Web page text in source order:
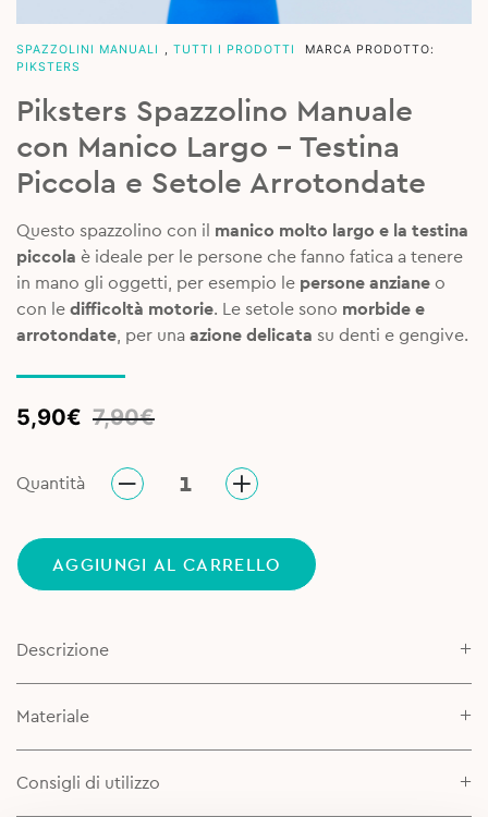
SPAZZOLINI MANUALI , TUTTI I PRODOTTI
MARCA PRODOTTO:
PIKSTERS
Piksters Spazzolino Manuale
con Manico Largo – Testina
Piccola e Setole Arrotondate
Questo spazzolino con il manico molto largo e la testina
piccola è ideale per le persone che fanno fatica a tenere
in mano gli oggetti, per esempio le persone anziane o
con le difficoltà motorie. Le setole sono morbide e
arrotondate, per una azione delicata su denti e gengive.
7,90€
Original
7,90€.
5,90€
Current
5,90€.
Quantità
AGGIUNGI AL CARRELLO
Descrizione
Materiale
Consigli di utilizzo